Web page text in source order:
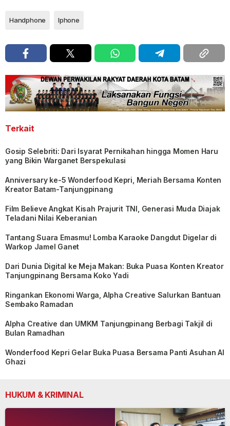
Handphone Iphone
Terkait
Gosip Selebriti: Dari Isyarat Pernikahan hingga Momen Haru
yang Bikin Warganet Berspekulasi
Anniversary ke-5 Wonderfood Kepri, Meriah Bersama Konten
Kreator Batam-Tanjungpinang
Film Believe Angkat Kisah Prajurit TNI, Generasi Muda Diajak
Teladani Nilai Keberanian
Tantang Suara Emasmu! Lomba Karaoke Dangdut Digelar di
Warkop Jamel Ganet
Dari Dunia Digital ke Meja Makan: Buka Puasa Konten Kreator
Tanjungpinang Bersama Koko Yadi
Ringankan Ekonomi Warga, Alpha Creative Salurkan Bantuan
Sembako Ramadan
Alpha Creative dan UMKM Tanjungpinang Berbagi Takjil di
Bulan Ramadhan
Wonderfood Kepri Gelar Buka Puasa Bersama Panti Asuhan Al
Ghazi
HUKUM & KRIMINAL